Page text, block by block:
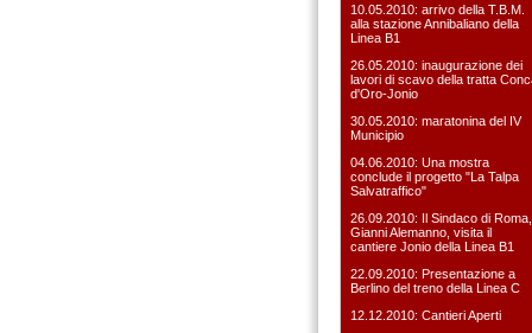
10.05.2010: arrivo della T.B.M.
alla stazione Annibaliano della
Linea B1
26.05.2010: inaugurazione dei
lavori di scavo della tratta
d'Oro-Jonio
30.05.2010: maratonina del IV
Municipio
04.06.2010: Una mostra
conclude il progetto "La Talpa
Salvatraffico"
26.09.2010: Il Sindaco di Roma,
Gianni Alemanno, visita il
cantiere Jonio della Linea B1
22.09.2010: Presentazione a
Berlino del treno della Linea C
12.12.2010: Cantieri Aperti